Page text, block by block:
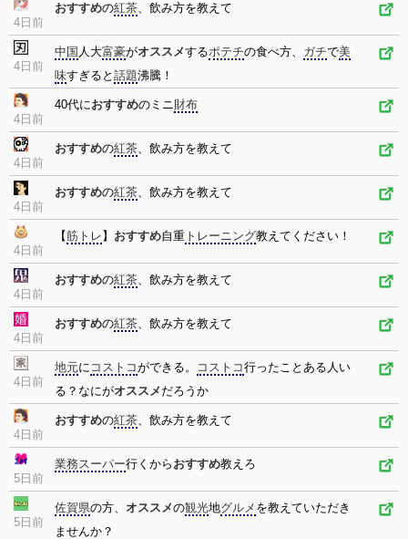
4日前
おすすめの紅茶、飲み方を教えて
4日前
中国 人大富豪がオススメするポテチの食べ方、 ガチで美
味すぎると 話題沸騰！
4日前
40代におすすめのミニ財布
4日前
おすすめの紅茶、飲み方を教えて
4日前
おすすめの紅茶、飲み方を教えて
4日前
【筋トレ 】 おすすめ自重 トレーニング教えてください！
4日前
おすすめの紅茶、飲み方を教えて
4日前
おすすめの紅茶、飲み方を教えて
4日前
地元に コストコができる。 コストコ行ったことある人い
る？なにがオススメ だろうか
4日前
おすすめの紅茶、飲み方を教えて
5日前
業務スーパー行くから おすすめ教えろ
5日前
佐賀県の方、 オススメの観光地グルメ を教えていただき
ませんか？